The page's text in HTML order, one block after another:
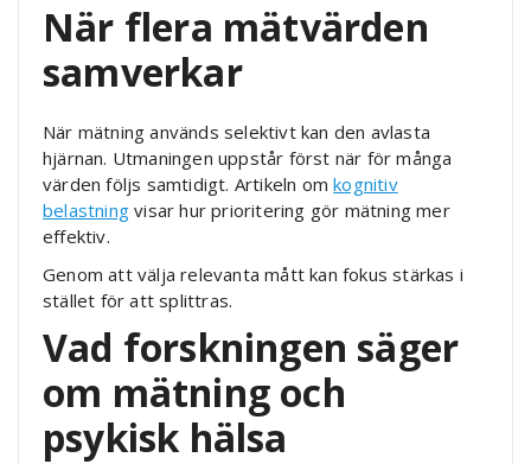
När flera mätvärden
samverkar
När mätning används selektivt kan den avlasta
hjärnan. Utmaningen uppstår först när för många
värden följs samtidigt. Artikeln omkognitiv
belastning visar hur prioritering gör mätning mer
effektiv.
Genom att välja relevanta mått kan fokus stärkas i
stället för att splittras.
Vad forskningen säger
om mätning och
psykisk hälsa